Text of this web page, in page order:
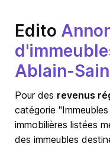
Edito
Ablain-
Pour des revenus
catégorie
immobilières listées
des immeubles